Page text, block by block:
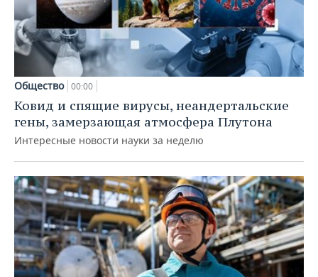
Общество 00:00
Ковид и спящие вирусы, неандертальские
гены, замерзающая атмосфера Плутона
Интересные новости науки за неделю